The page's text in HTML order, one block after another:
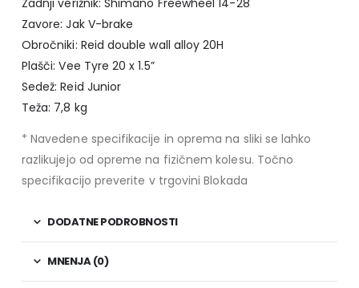
Zavore: Jak V-brake
Obročniki: Reid double wall alloy 20H
Plašči: Vee Tyre 20 x 1.5”
Sedež: Reid Junior
Teža: 7,8 kg
* Navedene specifikacije in oprema na sliki se lahko
razlikujejo od opreme na fizičnem kolesu. Točno
specifikacijo preverite v trgovini Blokada
DODATNE PODROBNOSTI
MNENJA (0)